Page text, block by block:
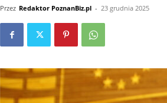
Przez Redaktor PoznanBiz.pl - 23 grudnia 2025